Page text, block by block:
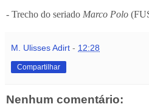
- Trecho do seriado Marco Polo
M. Ulisses Adirt - 12:28
Compartilhar
Nenhum comentário: